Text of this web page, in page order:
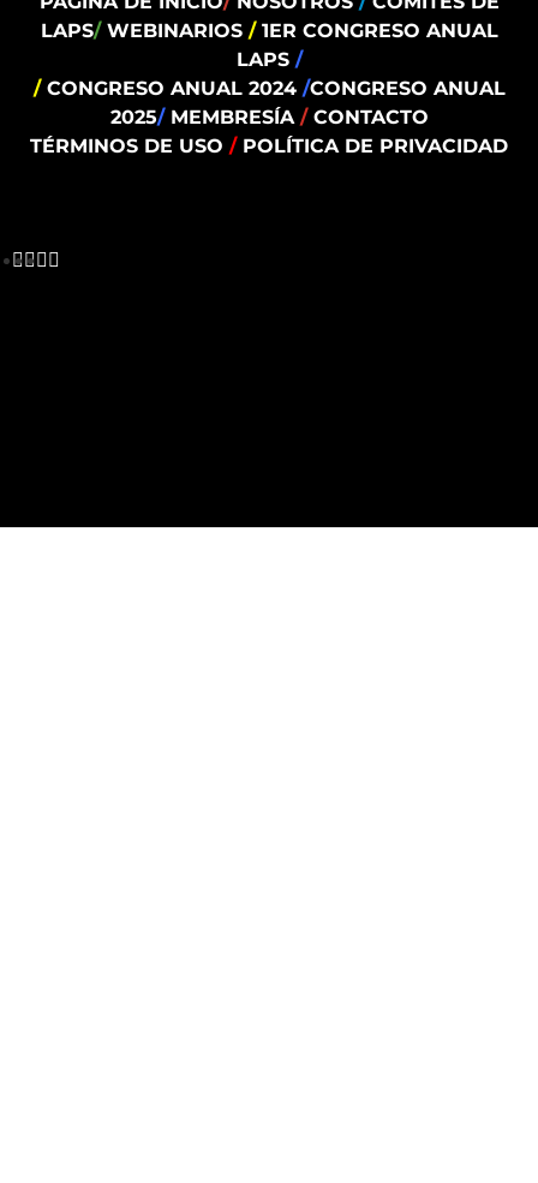
LAPS/ WEBINARIOS / 1ER CONGRESO ANUAL
LAPS /
/ CONGRESO ANUAL 2024 /CONGRESO ANUAL
2025/ MEMBRESÍA /CONTACTO
TÉRMINOS DE USO /POLÍTICA DE PRIVACIDAD